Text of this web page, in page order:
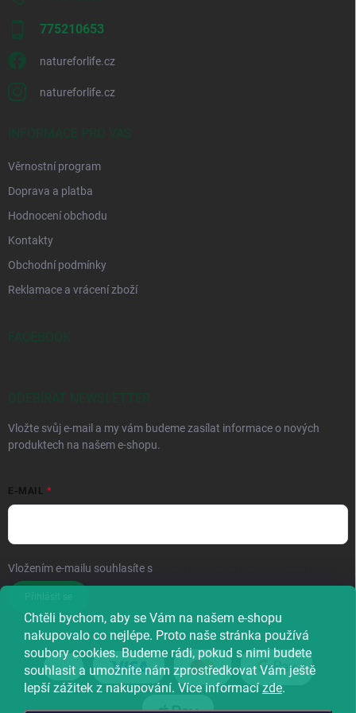
Chtěli bychom, aby se Vám na našem e-shopu
nakupovalo co nejlépe. Proto naše stránka používá
soubory cookies. Budeme rádi, pokud s nimi budete
souhlasit a umožníte nám zprostředkovat Vám ještě
lepší zážitek z nakupování. Více informací zde.
775210653
natureforlife.cz
natureforlife.cz
INFORMACE PRO VÁS
Věrnostní program
Doprava a platba
Hodnocení obchodu
Kontakty
Obchodní podmínky
Reklamace a vrácení zboží
FACEBOOK
ODEBÍRAT NEWSLETTER
Vložte svůj e-mail a my vám budeme zasílat informace o nových
produktech na našem e-shopu.
E-MAIL
Vložením e-mailu souhlasíte s